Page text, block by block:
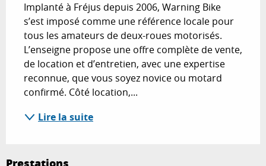
Implanté à Fréjus depuis 2006, Warning Bike
s’est imposé comme une référence locale pour
tous les amateurs de deux-roues motorisés.
L’enseigne propose une offre complète de vente,
de location et d’entretien, avec une expertise
reconnue, que vous soyez novice ou motard
confirmé. Côté location,...
Lire la suite